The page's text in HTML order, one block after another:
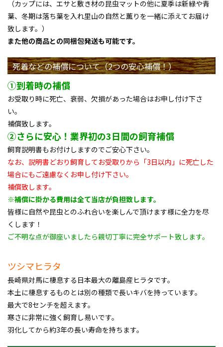
（カップには、エサと敷き材の昆虫マットの他に夏季は新緑や青
葉、冬期は落ち葉を入れ里山の自然と薫りを一緒に添えてお届け
致します。）
また他の商品との同梱包発送も可能です。
死着などの補償について（2つの安心補償！）
①到着時の補償
お受取り時に死亡、衰弱、欠損があった場合はお申し付け下さ
い。
補償致します。
②さらに安心！業界初の3日間の飼育補償
飼育説明書もお付けしますのでご安心下さい。
なお、説明書どおり飼育してお受取りから「3日以内」に死亡した
場合にもご遠慮なくお申し付け下さい。
補償致します。
※補償に掛かる費用は全て当店が負担致します。
皆様に自然や昆虫とのふれ合いを楽しんで頂けます様に全力を尽
くします！
ご不明な点が御座いましたら親切丁寧に完全サポート致します。
ツシマヒラタ
長崎県対馬に棲息する日本最大の離島産ヒラタです。
本土に棲息するものとは別の種類で長いキバを持っています。
最大で8センチを超えます。
寒さに非常に強く飼育し易いです。
羽化してから約3年の長い寿命を持ちます。